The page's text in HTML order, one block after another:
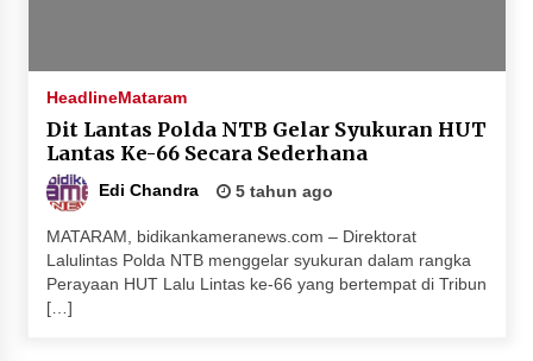
HeadlineMataram
Dit Lantas Polda NTB Gelar Syukuran HUT
Lantas Ke-66 Secara Sederhana
Edi Chandra 5 tahun ago
MATARAM, bidikankameranews.com – Direktorat
Lalulintas Polda NTB menggelar syukuran dalam rangka
Perayaan HUT Lalu Lintas ke-66 yang bertempat di Tribun
[…]